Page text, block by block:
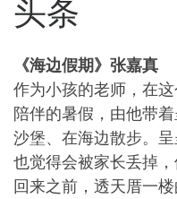
头条
《海边假期》张嘉真
作为小孩的老师，在
陪伴的暑假，由他带
沙堡、在海边散步。
也觉得会被家长丢掉
回来之前，透天厝一